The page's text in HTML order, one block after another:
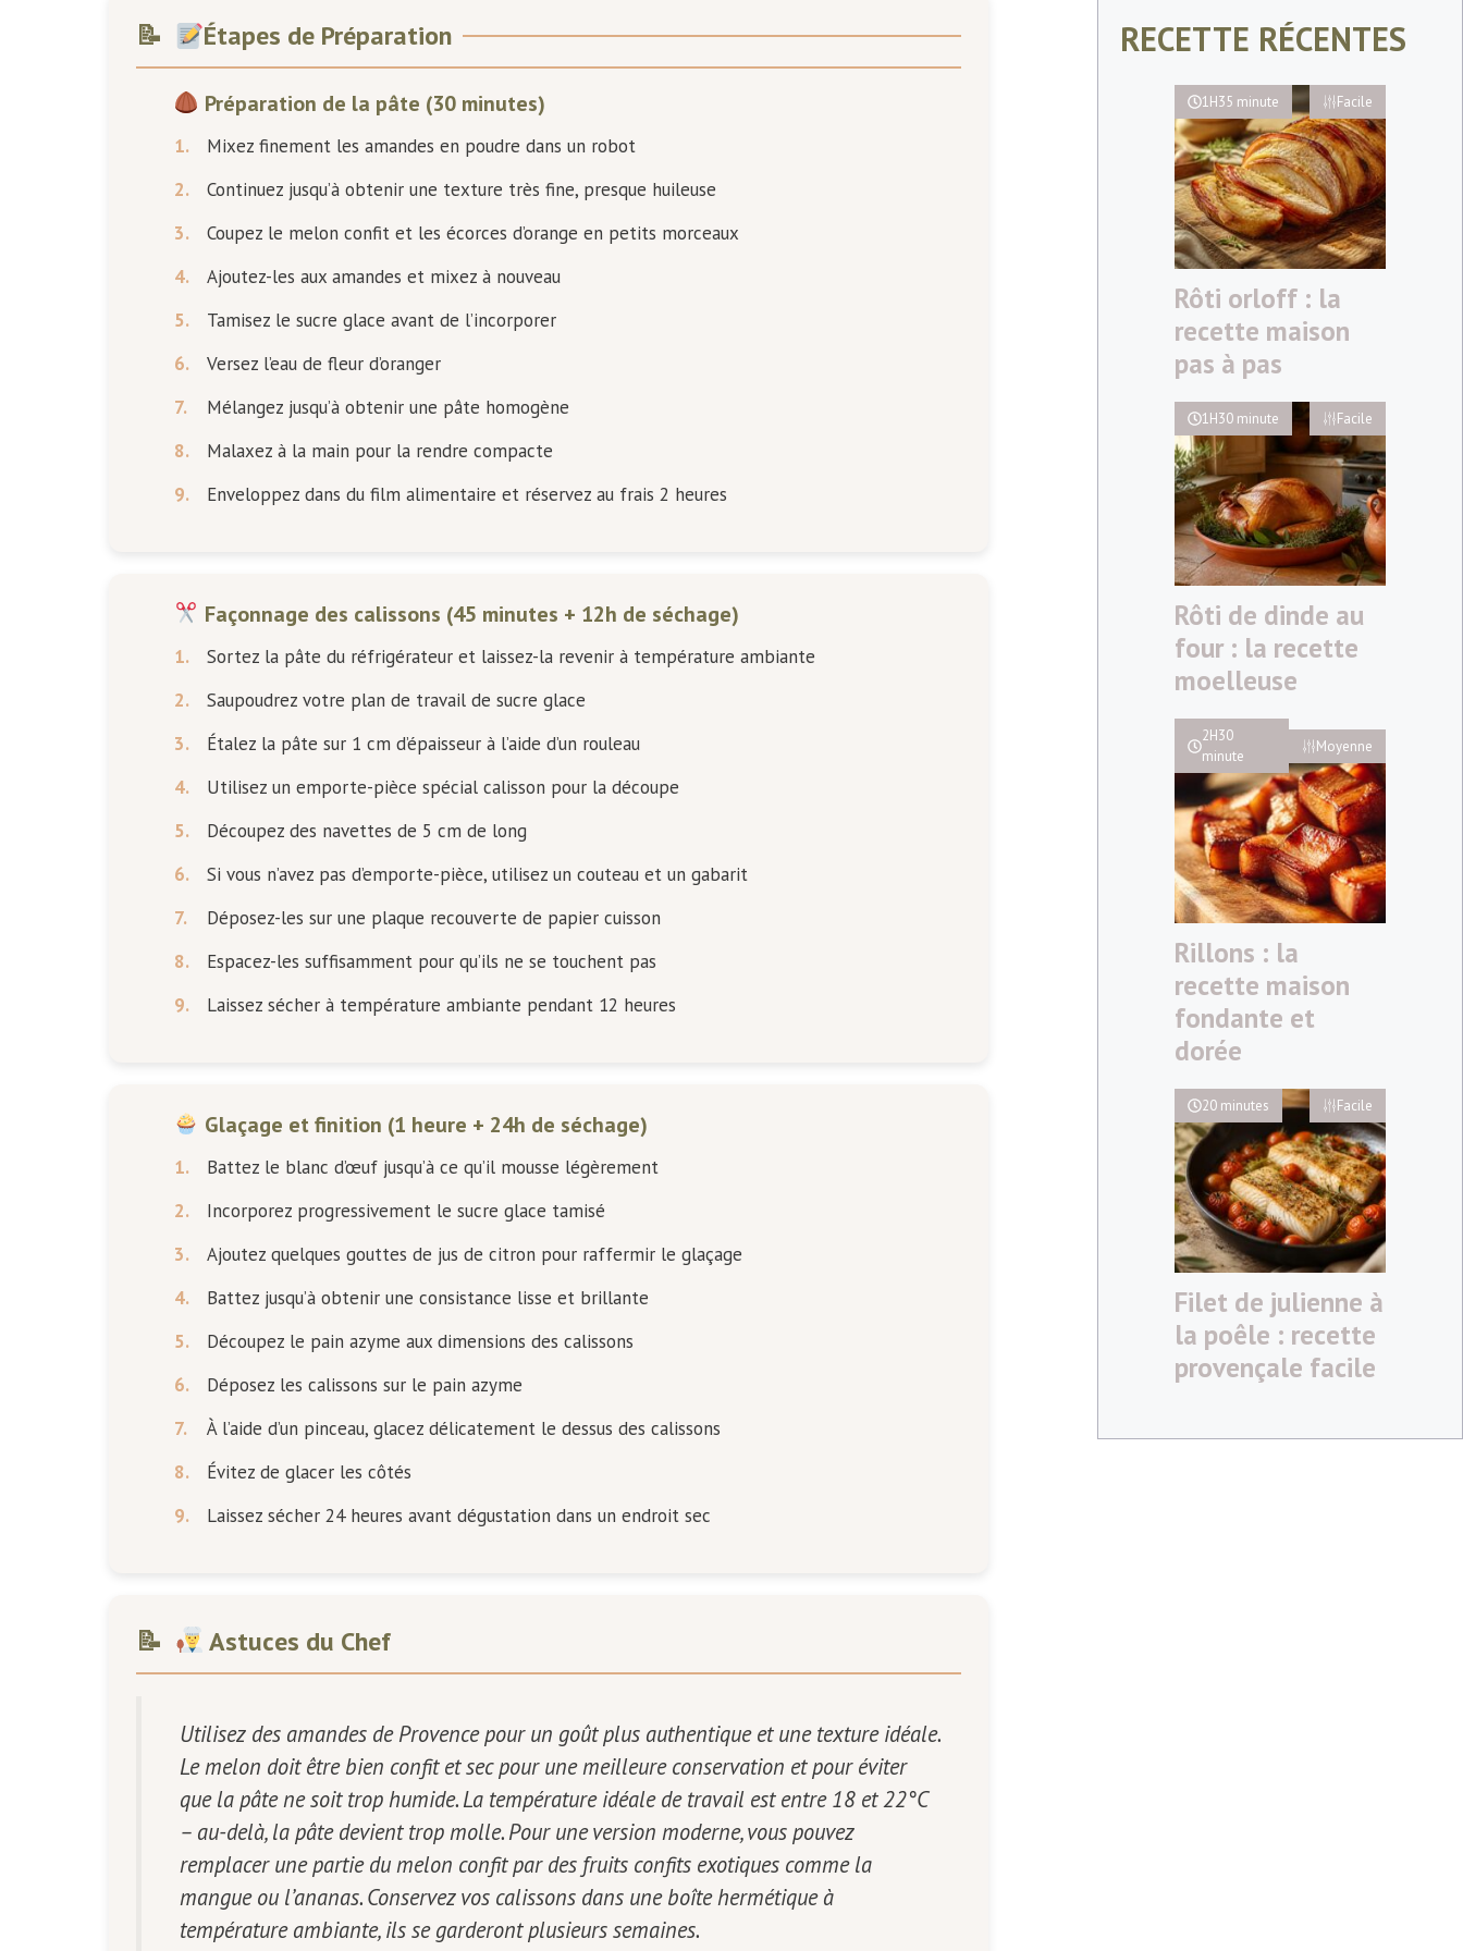
Étapes de Préparation
Préparation de la pâte (30 minutes)
1.
Mixez finement les amandes en poudre dans un robot
2.
Continuez jusqu’à obtenir une texture très fine, presque huileuse
3.
Coupez le melon confit et les écorces d’orange en petits morceaux
4.
Ajoutez-les aux amandes et mixez à nouveau
5.
Tamisez le sucre glace avant de l’incorporer
6.
Versez l’eau de fleur d’oranger
7.
Mélangez jusqu’à obtenir une pâte homogène
8.
Malaxez à la main pour la rendre compacte
9.
Enveloppez dans du film alimentaire et réservez au frais 2 heures
Façonnage des calissons (45 minutes + 12h de séchage)
1.
Sortez la pâte du réfrigérateur et laissez-la revenir à température ambiante
2.
Saupoudrez votre plan de travail de sucre glace
3.
Étalez la pâte sur 1 cm d’épaisseur à l’aide d’un rouleau
4.
Utilisez un emporte-pièce spécial calisson pour la découpe
5.
Découpez des navettes de 5 cm de long
6.
Si vous n’avez pas d’emporte-pièce, utilisez un couteau et un gabarit
7.
Déposez-les sur une plaque recouverte de papier cuisson
8.
Espacez-les suffisamment pour qu’ils ne se touchent pas
9.
Laissez sécher à température ambiante pendant 12 heures
Glaçage et finition (1 heure + 24h de séchage)
1.
Battez le blanc d’œuf jusqu’à ce qu’il mousse légèrement
2.
Incorporez progressivement le sucre glace tamisé
3.
Ajoutez quelques gouttes de jus de citron pour raffermir le glaçage
4.
Battez jusqu’à obtenir une consistance lisse et brillante
5.
Découpez le pain azyme aux dimensions des calissons
6.
Déposez les calissons sur le pain azyme
7.
À l’aide d’un pinceau, glacez délicatement le dessus des calissons
8.
Évitez de glacer les côtés
9.
Laissez sécher 24 heures avant dégustation dans un endroit sec
Astuces du Chef
Utilisez des amandes de Provence pour un goût plus authentique et une texture idéale.
Le melon doit être bien confit et sec pour une meilleure conservation et pour éviter
que la pâte ne soit trop humide. La température idéale de travail est entre 18 et 22°C
– au-delà, la pâte devient trop molle. Pour une version moderne, vous pouvez
remplacer une partie du melon confit par des fruits confits exotiques comme la
mangue ou l’ananas. Conservez vos calissons dans une boîte hermétique à
température ambiante, ils se garderont plusieurs semaines.
RECETTE RÉCENTES
1H35 minute Facile
Rôti orloff : la
recette maison
pas à pas
1H30 minute Facile
Rôti de dinde au
four : la recette
moelleuse
2H30
minute
Moyenne
Rillons : la
recette maison
fondante et
dorée
20 minutes Facile
Filet de julienne à
la poêle : recette
provençale facile